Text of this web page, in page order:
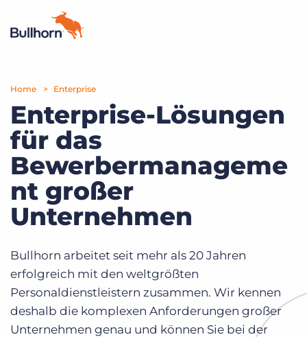
Produkte
Preise
Ressourcen
Marktplatz
Unternehmen
Demo anfragen
Home Enterprise
Enterprise-Lösungen
für das
Bewerbermanageme
nt großer
Unternehmen
Bullhorn arbeitet seit mehr als 20 Jahren
erfolgreich mit den weltgrößten
Personaldienstleistern zusammen. Wir kennen
deshalb die komplexen Anforderungen großer
Unternehmen genau und können Sie bei der